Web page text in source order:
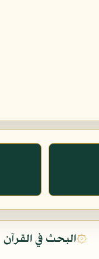
۞البحث في القرآن